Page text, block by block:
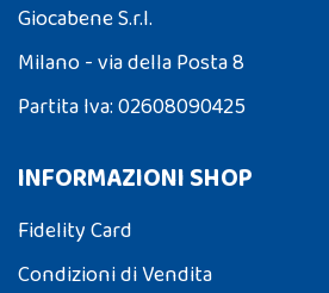
Giocabene S.r.l.
Milano - via della Posta 8
Partita Iva: 02608090425
INFORMAZIONI SHOP
Fidelity Card
Condizioni di Vendita